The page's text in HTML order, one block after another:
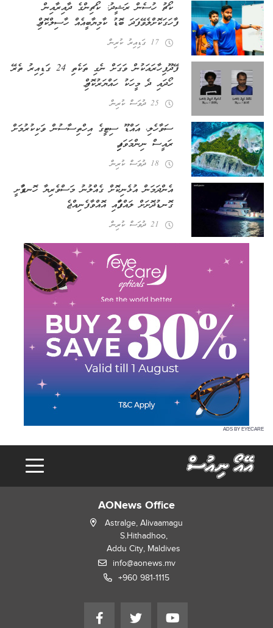
ކޯޗު ހުސެން ރަޝީދު: ކޯޗިންގެ ދާއިރާއިން
ފާހަގަކޮށްލެވޭ ފަދަ ބޮޑު ކާމިޔާބީއެއް ހާސިލްކޮށްފި
17 ގަޑިއިރު ކުރިން
ފޭދޫ ފިހާރައަކުން ވަގަށް ނެގި ތަކެތި 24 ގަޑިއިރު ތެރޭ
ހޯދައި ދެ މީހަކު ހައްޔަރުކޮށްފި
25 ދުވަސް ކުރިން
ސަވާހެލި، އައްޑޫ ސިޓީގެ އިހްތިސާސުން ވަކިކުރުމަށް
ރައީސް ނިންމަވައިފި
18 ދުވަސް ކުރިން
އެންދަމަން އުޅެނިކޮށް ގެއްލުނު މަސްވެރިޔާ ހޮނޑާފުށީ
ގޮނޑުދޮށަށް ލައްގާފައި އޮއްވާ ފެނިއްޖެ
21 ދުވަސް ކުރިން
ADS BY EYECARE
AONews Office
Astralge, Alivaamagu
S.Hithadhoo,
Addu City, Maldives
info@aonews.mv
+960 981-1115